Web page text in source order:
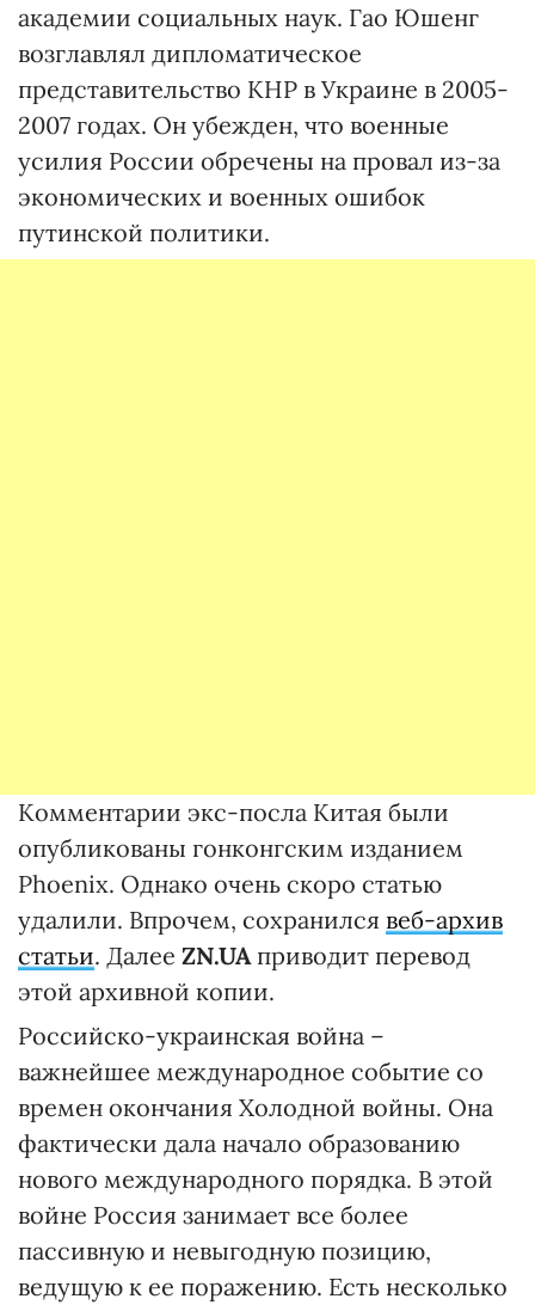
академии социальных наук. Гао Юшенг
возглавлял дипломатическое
представительство КНР в Украине в 2005-
2007 годах. Он убежден, что военные
усилия России обречены на провал из-за
экономических и военных ошибок
путинской политики.
Комментарии экс-посла Китая были
опубликованы гонконгским изданием
Phoenix. Однако очень скоро статью
удалили. Впрочем, сохранился веб-архив
статьи. Далее ZN.UAприводит перевод
этой архивной копии.
Российско-украинская война –
важнейшее международное событие со
времен окончания Холодной войны. Она
фактически дала начало образованию
нового международного порядка. В этой
войне Россия занимает все более
пассивную и невыгодную позицию,
ведущую к ее поражению. Есть несколько